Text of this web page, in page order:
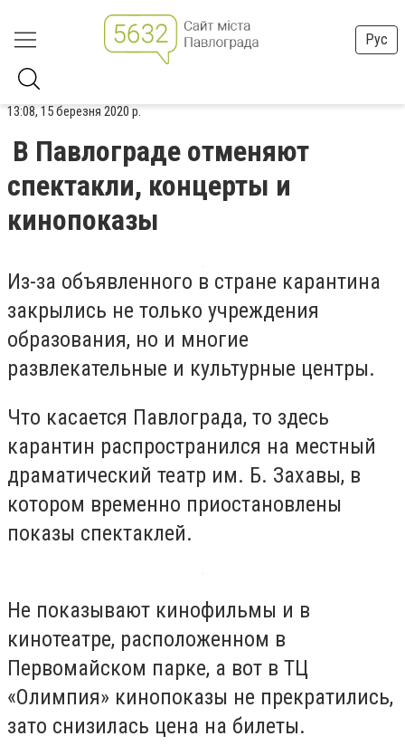
Рус
13:08, 15 березня 2020 р.
В Павлограде отменяют
спектакли, концерты и
кинопоказы
Из-за объявленного в стране карантина
закрылись не только учреждения
образования, но и многие
развлекательные и культурные центры.
Что касается Павлограда, то здесь
карантин распространился на местный
драматический театр им. Б. Захавы, в
котором временно приостановлены
показы спектаклей.
Не показывают кинофильмы и в
кинотеатре, расположенном в
Первомайском парке, а вот в ТЦ
«Олимпия» кинопоказы не прекратились,
зато снизилась цена на билеты.